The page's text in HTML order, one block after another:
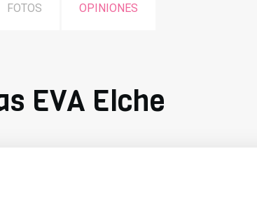
FOTOS OPINIONES
EVA Elche